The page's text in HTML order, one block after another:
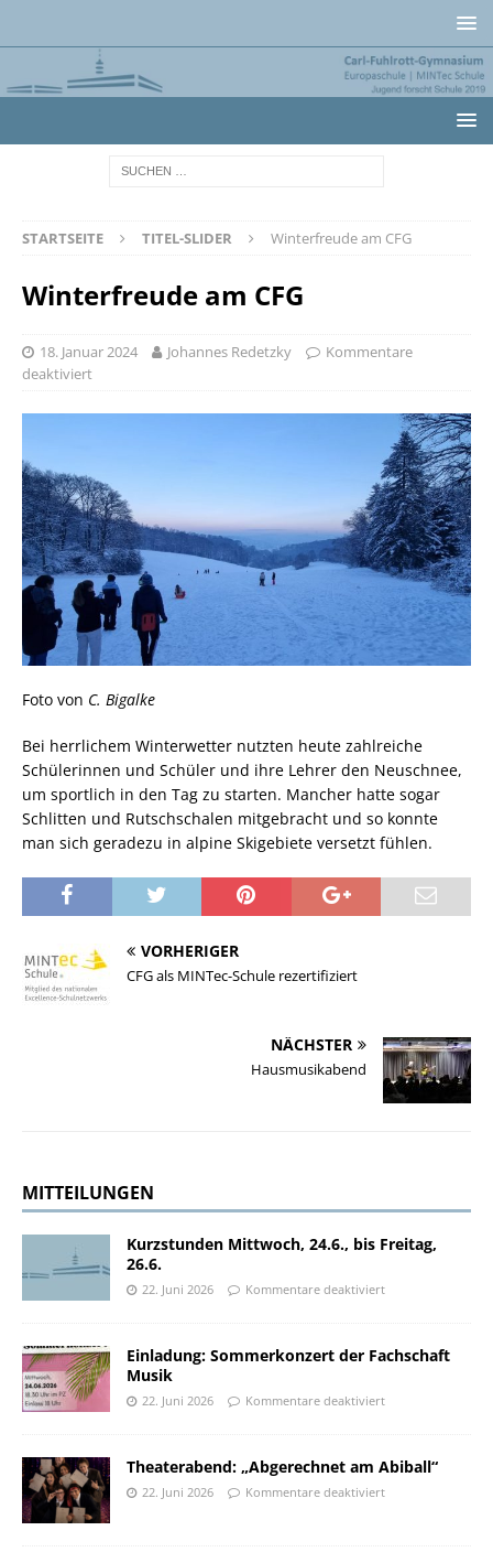
STARTSEITE TITEL-SLIDER Winterfreude am CFG
Winterfreude am CFG
18. Januar 2024 Johannes Redetzky
Kommentare
deaktiviert
Foto von C. Bigalke
Bei herrlichem Winterwetter nutzten heute zahlreiche
Schülerinnen und Schüler und ihre Lehrer den Neuschnee,
um sportlich in den Tag zu starten. Mancher hatte sogar
Schlitten und Rutschschalen mitgebracht und so konnte
man sich geradezu in alpine Skigebiete versetzt fühlen.
VORHERIGER
CFG als MINTec-Schule rezertifiziert
NÄCHSTER
Hausmusikabend
MITTEILUNGEN
Kurzstunden Mittwoch, 24.6., bis Freitag,
26.6.
22. Juni 2026 Kommentare deaktiviert
Einladung: Sommerkonzert der Fachschaft
Musik
22. Juni 2026 Kommentare deaktiviert
Theaterabend: „Abgerechnet am Abiball“
22. Juni 2026 Kommentare deaktiviert